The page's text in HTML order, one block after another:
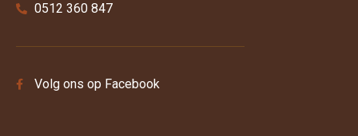
0512 360 847
Volg ons op Facebook